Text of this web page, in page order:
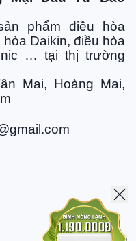
vận hành. Đồng
để người dung nắm
khắc phục.
lạnh và dàn nóng,
liệu và khả năng
phẩm điều hòa
hòa Daikin, điều hòa
… tại thị trường
Mai, Hoàng Mai,